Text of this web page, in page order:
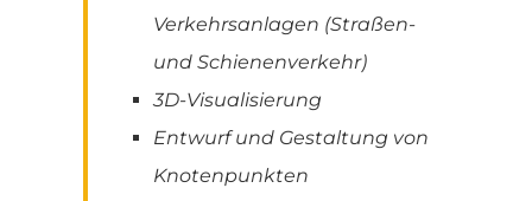
Verkehrsanlagen (Straßen-
und Schienenverkehr)
3D-Visualisierung
Entwurf und Gestaltung von
Knotenpunkten